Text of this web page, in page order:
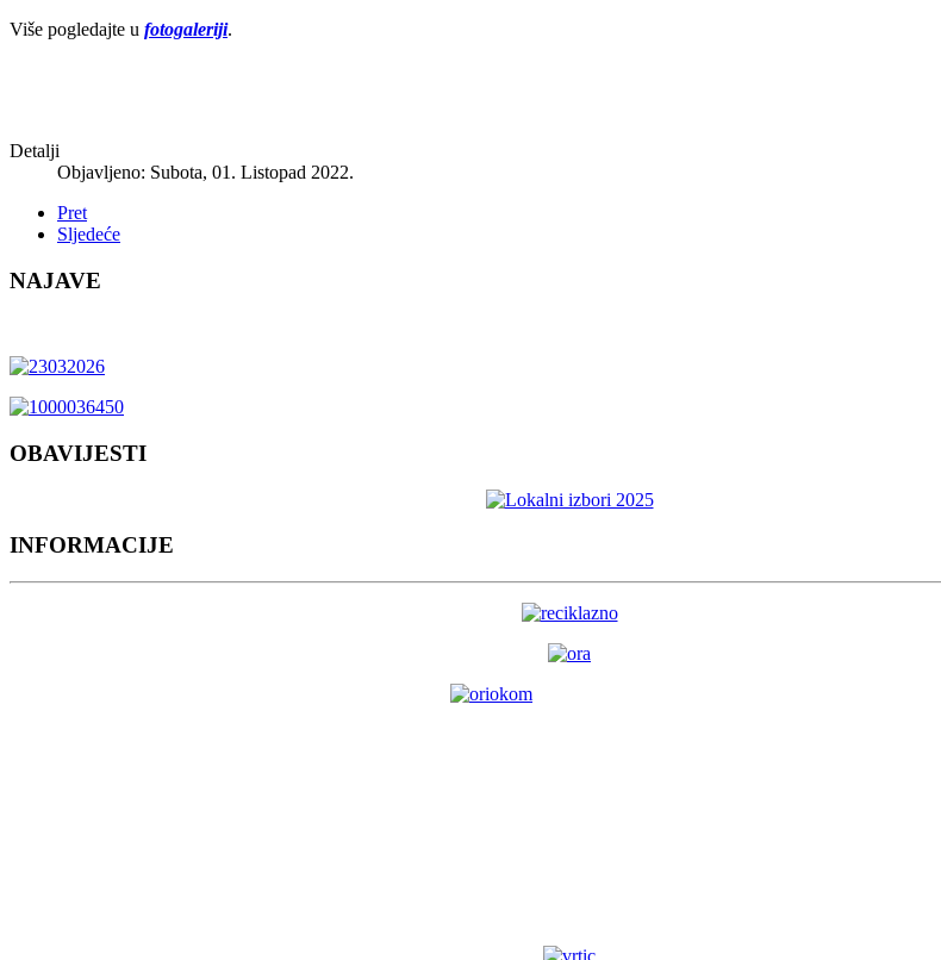
Više pogledajte u fotogaleriji.
Detalji
Objavljeno: Subota, 01. Listopad 2022.
Pret
Sljedeće
NAJAVE
OBAVIJESTI
INFORMACIJE